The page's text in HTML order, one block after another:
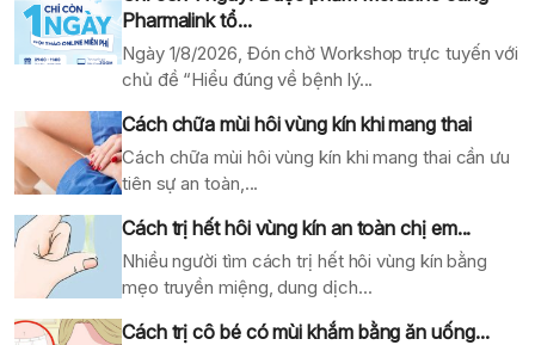
Pharmalink tổ...
Ngày 1/8/2026, Đón chờ Workshop trực tuyến với
chủ đề “Hiểu đúng về bệnh lý...
Cách chữa mùi hôi vùng kín khi mang thai
Cách chữa mùi hôi vùng kín khi mang thai cần ưu
tiên sự an toàn,...
Cách trị hết hôi vùng kín an toàn chị em...
Nhiều người tìm cách trị hết hôi vùng kín bằng
mẹo truyền miệng, dung dịch...
Cách trị cô bé có mùi khắm bằng ăn uống...